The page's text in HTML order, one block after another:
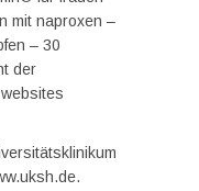
mit naproxen –
– 30
der